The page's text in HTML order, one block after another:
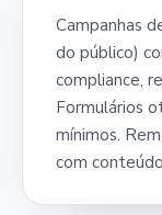
Campanhas
do público)
compliance,
Formulários
mínimos.
com